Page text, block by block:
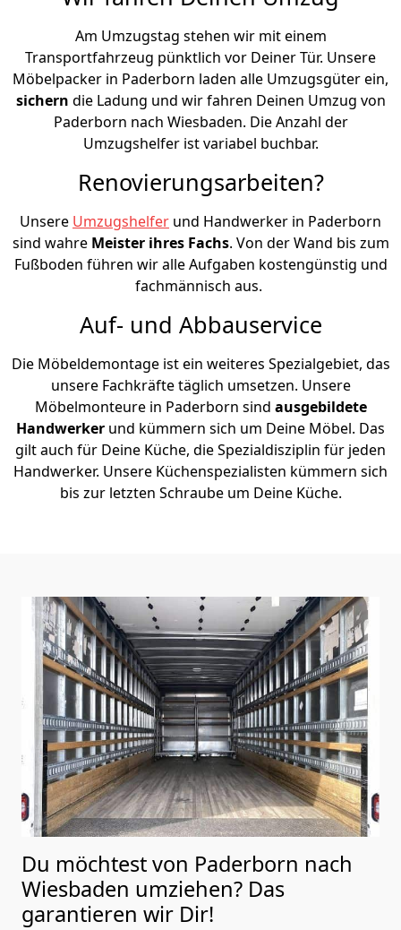
Am Umzugstag stehen wir mit einem
Transportfahrzeug pünktlich vor Deiner Tür. Unsere
Möbelpacker in Paderborn laden alle Umzugsgüter ein,
sichern die Ladung und wir fahren Deinen Umzug von
Paderborn nach Wiesbaden. Die Anzahl der
Umzugshelfer ist variabel buchbar.
Renovierungsarbeiten?
Unsere Umzugshelfer und Handwerker in Paderborn
sind wahre Meister ihres Fachs. Von der Wand bis zum
Fußboden führen wir alle Aufgaben kostengünstig und
fachmännisch aus.
Auf- und Abbauservice
Die Möbeldemontage ist ein weiteres Spezialgebiet, das
unsere Fachkräfte täglich umsetzen. Unsere
Möbelmonteure in Paderborn sind ausgebildete
Handwerker und kümmern sich um Deine Möbel. Das
gilt auch für Deine Küche, die Spezialdisziplin für jeden
Handwerker. Unsere Küchenspezialisten kümmern sich
bis zur letzten Schraube um Deine Küche.
Du möchtest von Paderborn nach
Wiesbaden umziehen? Das
garantieren wir Dir!